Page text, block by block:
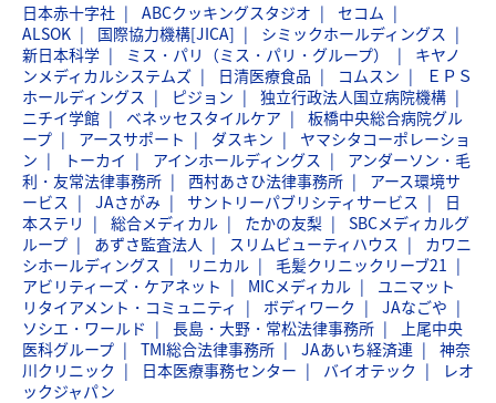
日本赤十字社 ABCクッキングスタジオ
セコム
ALSOK
国際協力機構[JICA]
シミックホールディングス
新日本科学
ミス・パリ（ミス・パリ・グループ）
キヤノ
ンメディカルシステムズ
日清医療食品 コムスン
ＥＰＳ
ホールディングス
ピジョン
独立行政法人国立病院機構
ニチイ学館
ベネッセスタイルケア
板橋中央総合病院グル
ープ
アースサポート ダスキン
ヤマシタコーポレーショ
ン
トーカイ アインホールディングス
アンダーソン・毛
利・友常法律事務所
西村あさひ法律事務所
アース環境サ
ービス
JAさがみ サントリーパブリシティサービス
日
本ステリ
総合メディカル たかの友梨
SBCメディカルグ
ループ
あずさ監査法人 スリムビューティハウス
カワニ
シホールディングス
リニカル
毛髪クリニックリーブ21
アビリティーズ・ケアネット
MICメディカル
ユニマット
リタイアメント・コミュニティ
ボディワーク
JAなごや
ソシエ・ワールド
長島・大野・常松法律事務所
上尾中央
医科グループ
TMI総合法律事務所 JAあいち経済連
神奈
川クリニック
日本医療事務センター バイオテック
レオ
ックジャパン